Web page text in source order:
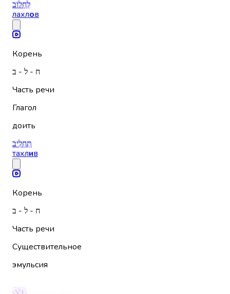
לַחְלוֹב
лахлов
Корень
ח - ל - ב
Часть речи
Глагол
доить
תַּחְלִיב
тахлив
Корень
ח - ל - ב
Часть речи
Существительное
эмульсия